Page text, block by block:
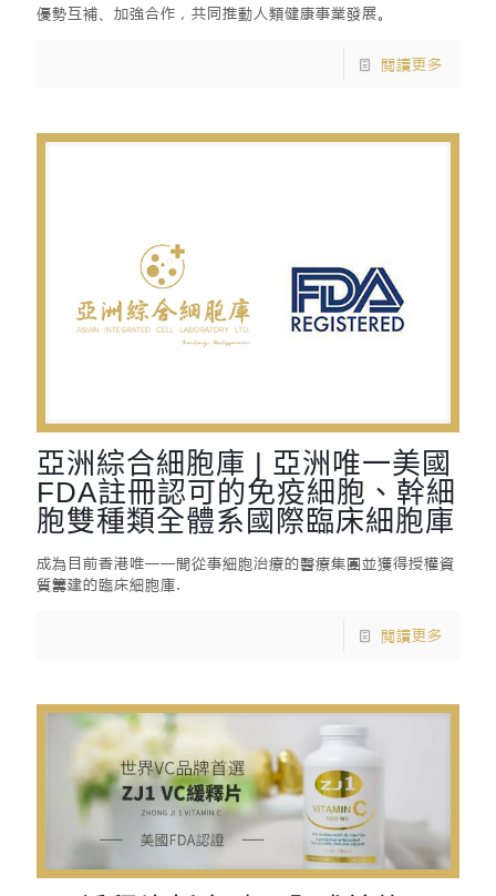
優勢互補、加強合作，共同推動人類健康事業發展。
閱讀更多
亞洲綜合細胞庫 | 亞洲唯一美國
FDA註冊認可的免疫細胞、幹細
胞雙種類全體系國際臨床細胞庫
成為目前香港唯一一間從事細胞治療的醫療集團並獲得授權資
質籌建的臨床細胞庫.
閱讀更多